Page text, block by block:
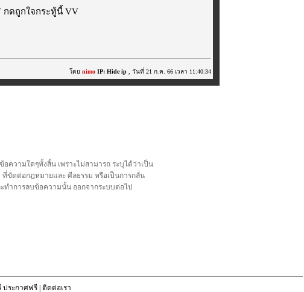
กดถูกใจกระทู้นี้ VV
โดย nimo IP: Hide ip , วันที่ 21 ก.ค. 66 เวลา 11:40:34
วามใดๆทั้งสิ้น เพราะไม่สามารถ ระบุได้ว่าเป็น
ขัดต่อกฎหมายและ ศีลธรรม หรือเป็นการกลั่น
ทำการลบข้อความนั้น ออกจากระบบต่อไป
ระกาศฟรี| ติดต่อเรา